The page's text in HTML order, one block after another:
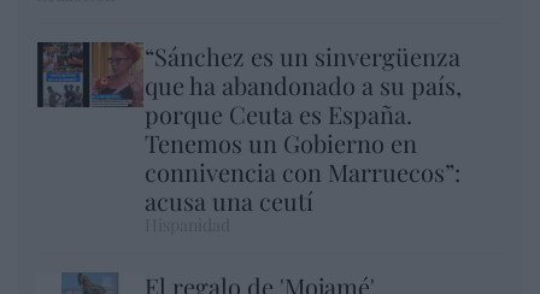
“Sánchez es un sinvergüenza
que ha abandonado a su país,
porque Ceuta es España.
Tenemos un Gobierno en
connivencia con Marruecos”:
acusa una ceutí
El regalo de 'Mojamé'